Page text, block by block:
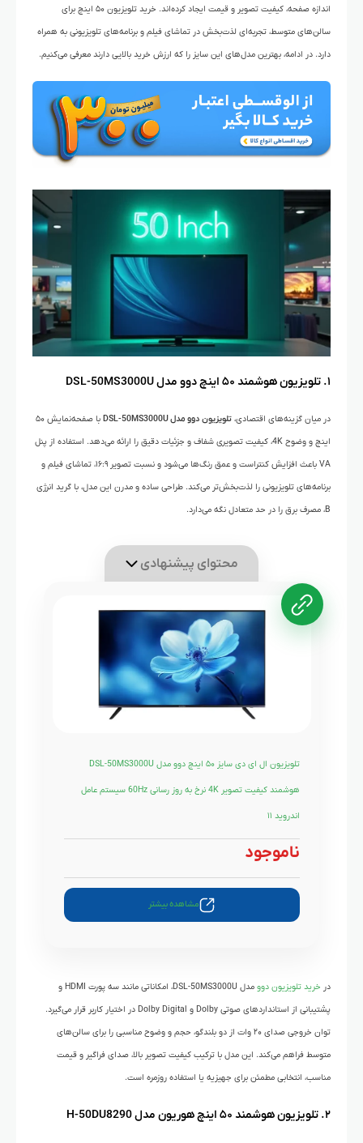
اندازه صفحه، کیفیت تصویر و قیمت ایجاد کرده‌اند. خرید تلویزیون ۵۰ اینچ برای
سالن‌های متوسط، تجربه‌ای لذت‌بخش در تماشای فیلم و برنامه‌های تلویزیونی به همراه
دارد. در ادامه، بهترین مدل‌های این سایز را که ارزش خرید بالایی دارند معرفی می‌کنیم.
۱. تلویزیون هوشمند ۵۰ اینچ دوو مدل DSL-50MS3000U
در میان گزینه‌های اقتصادی، تلویزیون دوو مدل DSL-50MS3000U با صفحه‌نمایش ۵۰
اینچ و وضوح 4K، کیفیت تصویری شفاف و جزئیات دقیق را ارائه می‌دهد. استفاده از پنل
VA باعث افزایش کنتراست و عمق رنگ‌ها می‌شود و نسبت تصویر ۱۶:۹، تماشای فیلم و
برنامه‌های تلویزیونی را لذت‌بخش‌تر می‌کند. طراحی ساده و مدرن این مدل، با گرید انرژی
B، مصرف برق را در حد متعادل نگه می‌دارد.
محتوای پیشنهادی
تلویزیون ال ای دی سایز ۵۰ اینچ دوو مدل DSL-50MS3000U
هوشمند کیفیت تصویر 4K نرخ به روز رسانی 60Hz سیستم عامل
اندروید ۱۱
ناموجود
مشاهده بیشتر
در خرید تلویزیون دوو مدل DSL-50MS3000U، امکاناتی مانند سه پورت HDMI و
پشتیبانی از استانداردهای صوتی Dolby و Dolby Digital در اختیار کاربر قرار می‌گیرد.
توان خروجی صدای ۲۰ وات از دو بلندگو، حجم و وضوح مناسبی را برای سالن‌های
متوسط فراهم می‌کند. این مدل با ترکیب کیفیت تصویر بالا، صدای فراگیر و قیمت
مناسب، انتخابی مطمئن برای جهیزیه یا استفاده روزمره است.
۲. تلویزیون هوشمند ۵۰ اینچ هوریون مدل H-50DU8290